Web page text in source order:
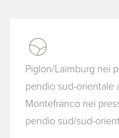
Piglon/Laimburg nei
pendio sud-orientale
Montefranco nei
pendio sud/sud-